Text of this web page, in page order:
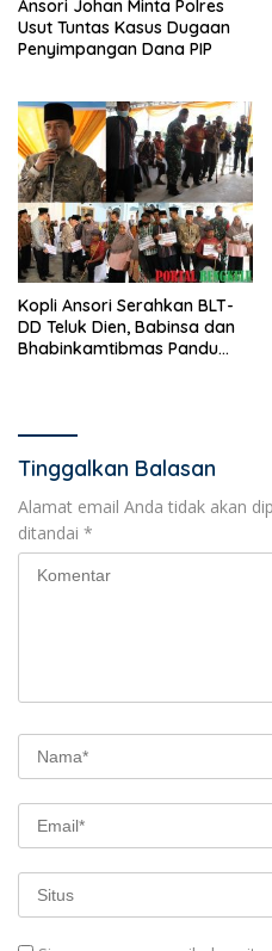
Ansori Johan Minta Polres
Usut Tuntas Kasus Dugaan
Penyimpangan Dana PIP
Kopli Ansori Serahkan BLT-
DD Teluk Dien, Babinsa dan
Bhabinkamtibmas Pandu
Tinggalkan Balasan
Alamat email Anda tidak akan
ditandai *